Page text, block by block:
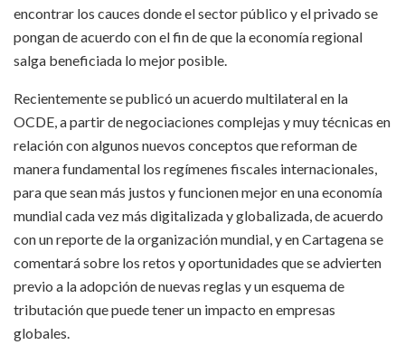
encontrar los cauces donde el sector público y el privado se
pongan de acuerdo con el fin de que la economía regional
salga beneficiada lo mejor posible.
Recientemente se publicó un acuerdo multilateral en la
OCDE, a partir de negociaciones complejas y muy técnicas en
relación con algunos nuevos conceptos que reforman de
manera fundamental los regímenes fiscales internacionales,
para que sean más justos y funcionen mejor en una economía
mundial cada vez más digitalizada y globalizada, de acuerdo
con un reporte de la organización mundial, y en Cartagena se
comentará sobre los retos y oportunidades que se advierten
previo a la adopción de nuevas reglas y un esquema de
tributación que puede tener un impacto en empresas
globales.